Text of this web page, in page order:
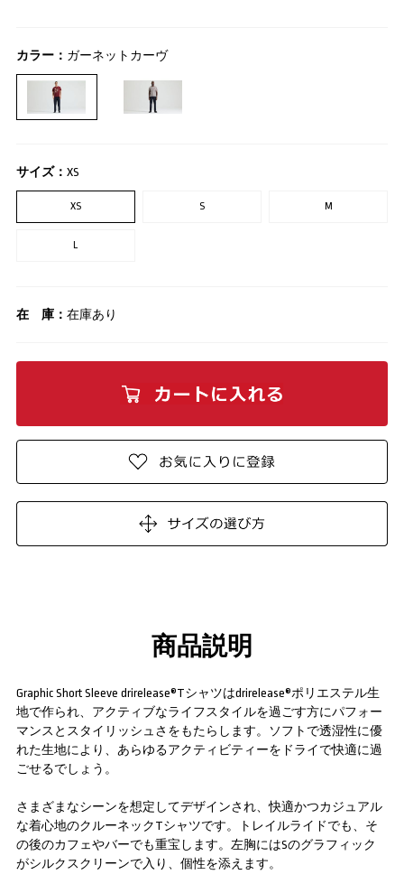
カラー： ガーネットカーヴ
サイズ： XS
XS S M
L
在 庫： 在庫あり
商品説明
Graphic Short Sleeve drirelease®Tシャツはdrirelease®ポリエステル生
地で作られ、アクティブなライフスタイルを過ごす方にパフォー
マンスとスタイリッシュさをもたらします。ソフトで透湿性に優
れた生地により、あらゆるアクティビティーをドライで快適に過
ごせるでしょう。
さまざまなシーンを想定してデザインされ、快適かつカジュアル
な着心地のクルーネックTシャツです。トレイルライドでも、そ
の後のカフェやバーでも重宝します。左胸にはSのグラフィック
がシルクスクリーンで入り、個性を添えます。